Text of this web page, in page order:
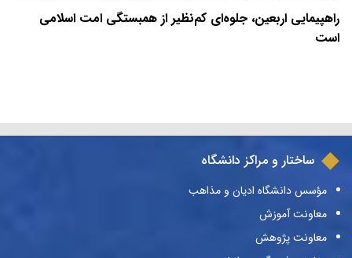
راهپیمایی اربعین، جلوه‌ای کم‌نظیر از همبستگی امت اسلامی
است
ساختار و مراکز دانشگاه
مؤسس دانشگاه ادیان و مذاهب
معاونت آموزش
معاونت پژوهش